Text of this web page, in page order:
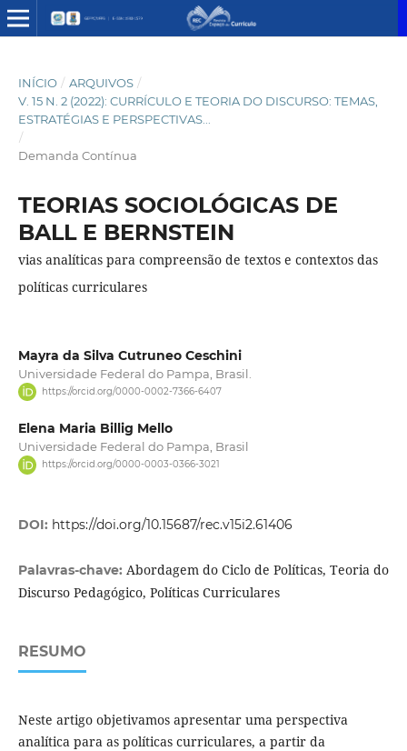
INÍCIO / ARQUIVOS /
V. 15 N. 2 (2022): CURRÍCULO E TEORIA DO DISCURSO: TEMAS,
ESTRATÉGIAS E PERSPECTIVAS...
/
Demanda Contínua
TEORIAS SOCIOLÓGICAS DE
BALL E BERNSTEIN
vias analíticas para compreensão de textos e contextos das
políticas curriculares
Mayra da Silva Cutruneo Ceschini
Universidade Federal do Pampa, Brasil.
https://orcid.org/0000-0002-7366-6407
Elena Maria Billig Mello
Universidade Federal do Pampa, Brasil
https://orcid.org/0000-0003-0366-3021
DOI: https://doi.org/10.15687/rec.v15i2.61406
Palavras-chave: Abordagem do Ciclo de Políticas, Teoria do
Discurso Pedagógico, Políticas Curriculares
RESUMO
Neste artigo objetivamos apresentar uma perspectiva
analítica para as políticas curriculares, a partir da